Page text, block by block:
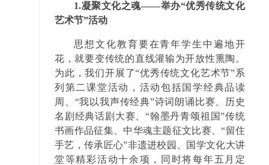
1.凝聚文化之魂——举办“优秀传统文化
艺术节”活动
思想文化教育要在青年学生中遍地开
花，就要变传统的直线灌输为开放性熏陶。
为此，我们开展了“优秀传统文化艺术节”系
列第二课堂活动，活动包括国学经典品读
周、“我以我声传经典”诗词朗诵比赛、历史
名剧经典话剧大赛、“翰墨丹青颂祖国”传统
书画作品征集、中华魂主题征文比赛、“留住
手艺，传承匠心”非遗进校园、国学文化大讲
堂等精彩活动十余项，同时将每年五月定